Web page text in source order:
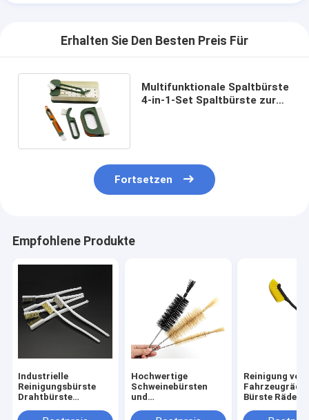
Erhalten Sie Den Besten Preis Für
Multifunktionale Spaltbürste
4-in-1-Set Spaltbürste zur
Fortsetzen
Empfohlene Produkte
Industrielle
Reinigungsbürste
Drahtbürste
Rostentfernung
Hochwertige
Schweinebürsten
und
Sprial
Reinigung von
Bürste Räder
Bürste